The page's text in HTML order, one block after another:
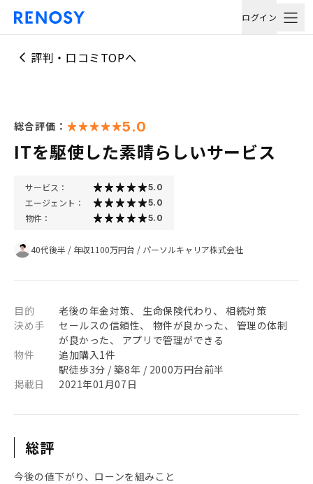
ログイン
評判・口コミTOPへ
総合評価： 5.0
ITを駆使した素晴らしいサービス
サービス： 5.0
エージェント： 5.0
物件： 5.0
40代後半 / 年収1100万円台 / パーソルキャリア株式会社
目的
老後の年金対策、 生命保険代わり、 相続対策
決め手
セールスの信頼性、 物件が良かった、 管理の体制
が良かった、 アプリで管理ができる
物件
追加購入1件
駅徒歩3分 / 築8年 / 2000万円台前半
掲載日
2021年01月07日
総評
今後の値下がり、ローンを組みこと